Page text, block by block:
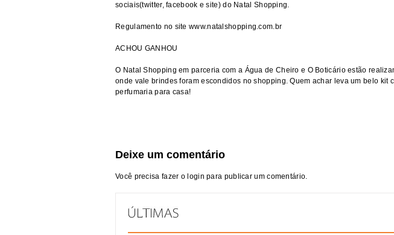
sociais(twitter, facebook e site) do Natal Shopping.
Regulamento no site www.natalshopping.com.br
ACHOU GANHOU
O Natal Shopping em parceria com a Água de Cheiro e O Boticário estão
onde vale brindes foram escondidos no shopping. Quem achar leva um belo kit
perfumaria para casa!
Deixe um comentário
Você precisa fazer o login para publicar um comentário.